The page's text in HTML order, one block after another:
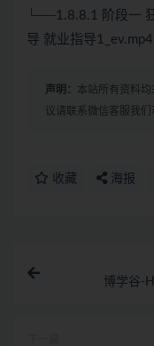
└──1.8.8.1 阶段一
导 就业指导
声明： 本站所有资料
议请联系微信客服我们
收藏 海报
博学谷-